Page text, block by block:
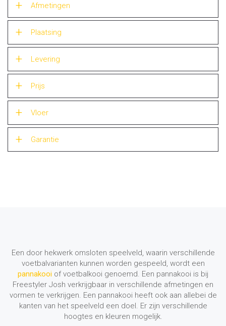
Afmetingen
Plaatsing
Levering
Prijs
Vloer
Garantie
Een door hekwerk omsloten speelveld, waarin verschillende
voetbalvarianten kunnen worden gespeeld, wordt een
pannakooi of voetbalkooi genoemd. Een pannakooi is bij
Freestyler Josh verkrijgbaar in verschillende afmetingen en
vormen te verkrijgen. Een pannakooi heeft ook aan allebei de
kanten van het speelveld een doel. Er zijn verschillende
hoogtes en kleuren mogelijk.